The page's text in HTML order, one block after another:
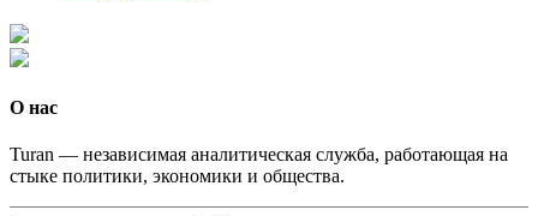
О нас
Turan — независимая аналитическая служба, работающая на
стыке политики, экономики и общества.